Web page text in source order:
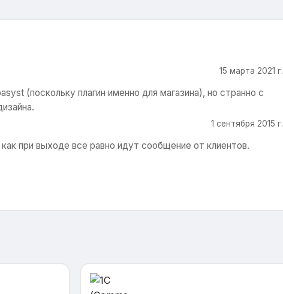
15 марта 2021 г.
(поскольку плагин именно для магазина), но странно с
1 сентября 2015 г.
при выходе все равно идут сообщение от клиентов.